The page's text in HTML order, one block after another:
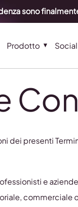
sono
Prodotto
dei presenti
e
commerciale